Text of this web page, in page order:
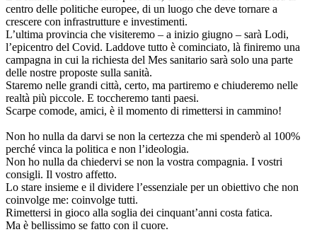
centro delle politiche europee, di un luogo che deve tornare a
crescere con infrastrutture e investimenti.
L’ultima provincia che visiteremo – a inizio giugno – sarà Lodi,
l’epicentro del Covid. Laddove tutto è cominciato, là finiremo una
campagna in cui la richiesta del Mes sanitario sarà solo una parte
delle nostre proposte sulla sanità.
Staremo nelle grandi città, certo, ma partiremo e chiuderemo nelle
realtà più piccole. E toccheremo tanti paesi.
Scarpe comode, amici, è il momento di rimettersi in cammino!
Non ho nulla da darvi se non la certezza che mi spenderò al 100%
perché vinca la politica e non l’ideologia.
Non ho nulla da chiedervi se non la vostra compagnia. I vostri
consigli. Il vostro affetto.
Lo stare insieme e il dividere l’essenziale per un obiettivo che non
coinvolge me: coinvolge tutti.
Rimettersi in gioco alla soglia dei cinquant’anni costa fatica.
Ma è bellissimo se fatto con il cuore.